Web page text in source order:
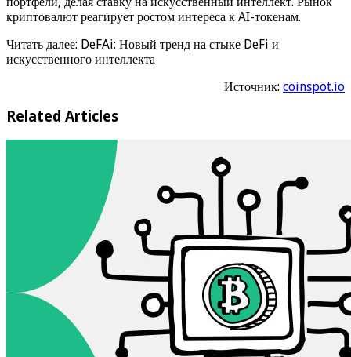
криптовалют реагирует ростом интереса к AI-токенам.
Читать далее: DeFAi: Новый тренд на стыке DeFi и
искусственного интеллекта
Источник: coinspot.io
Related Articles